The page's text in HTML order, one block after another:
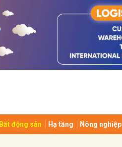
Bất động sản Hạ tầng Nông nghiệp